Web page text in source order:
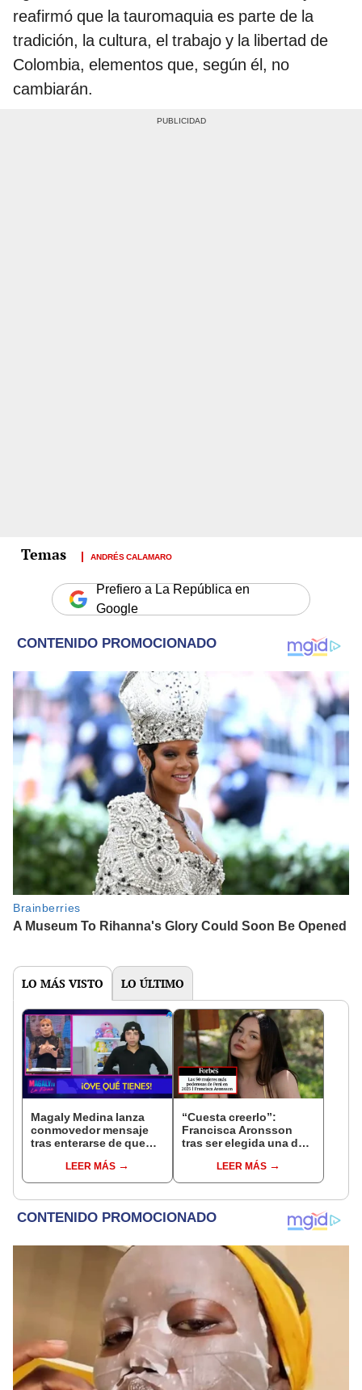
reafirmó que la tauromaquia es parte de la
tradición, la cultura, el trabajo y la libertad de
Colombia, elementos que, según él, no
cambiarán.
ANDRÉS CALAMARO
Prefiero a La República en
Google
LO MÁS VISTO LO ÚLTIMO
Magaly Medina lanza
conmovedor mensaje
tras enterarse de que
comunidad LGBTQI+":
“Su público le tiene
LEER MÁS
“Cuesta creerlo”:
Francisca Aronsson
tras ser elegida una de
poderosas del Perú por
Forbes
LEER MÁS